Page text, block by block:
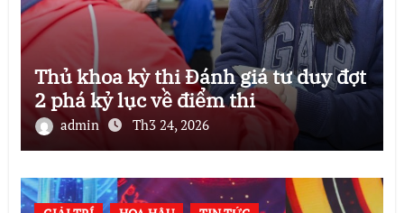
Thủ khoa kỳ thi Đánh giá tư duy đợt
2 phá kỷ lục về điểm thi
admin Th3 24, 2026